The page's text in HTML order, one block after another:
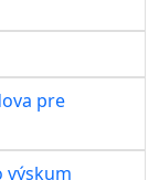
pre
výskum